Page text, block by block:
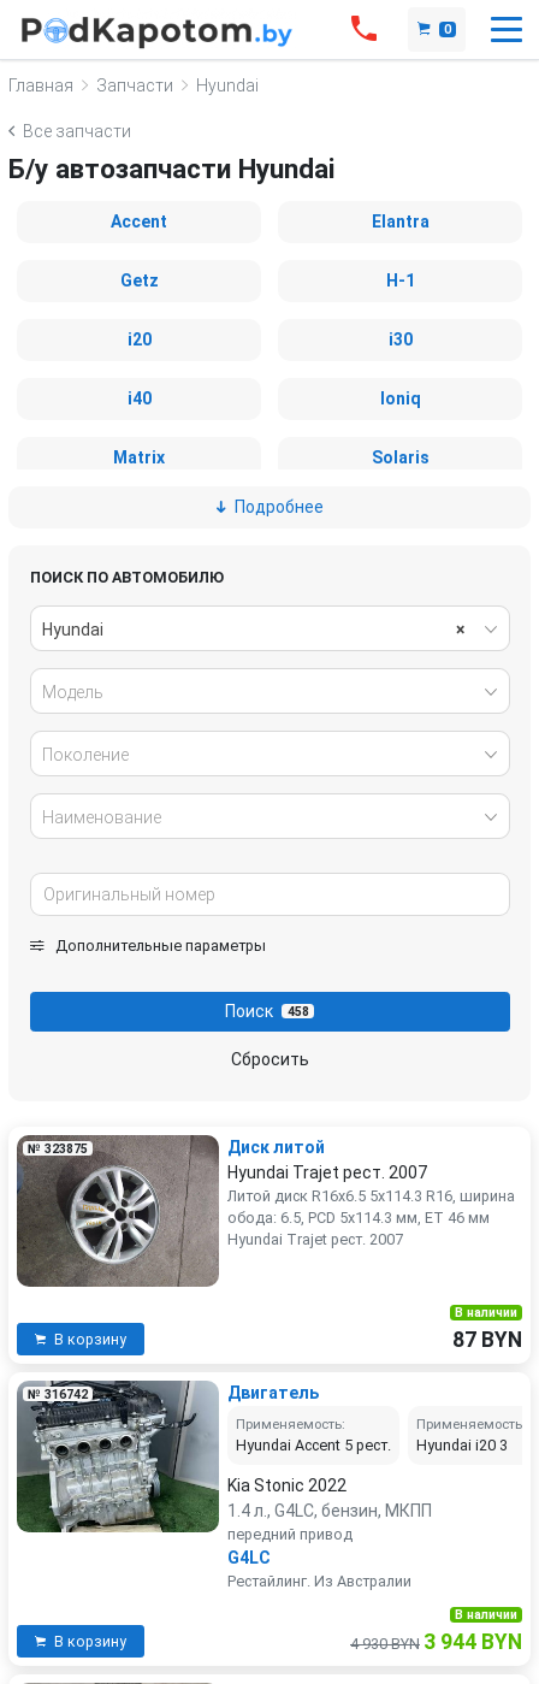
0
Главная Запчасти Hyundai
Все запчасти
Б/у автозапчасти Hyundai
Accent Elantra
Getz H-1
i20 i30
i40 Ioniq
Matrix Solaris
Tucson
Подробнее
ПОИСК ПО АВТОМОБИЛЮ
×
Hyundai
Модель
Поколение
Наименование
Дополнительные параметры
Поиск 458
Сбросить
№ 323875
Диск литой
Hyundai Trajet рест. 2007
Литой диск R16x6.5 5x114.3 R16, ширина
обода: 6.5, PCD 5x114.3 мм, ET 46 мм
Hyundai Trajet рест. 2007
В корзину
В наличии
87 BYN
№ 316742 Двигатель
Применяемость:
Hyundai Accent 5 рест.
Применяемость:
Hyundai i20 3
Kia Stonic 2022
1.4 л., G4LC, бензин, МКПП
передний привод
G4LC
Рестайлинг. Из Австралии
В корзину
В наличии
4 930 BYN 3 944 BYN